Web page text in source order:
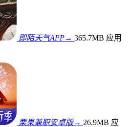
即陌天气APP→ 365.7MB 应用
栗果兼职安卓版→ 26.9MB 应